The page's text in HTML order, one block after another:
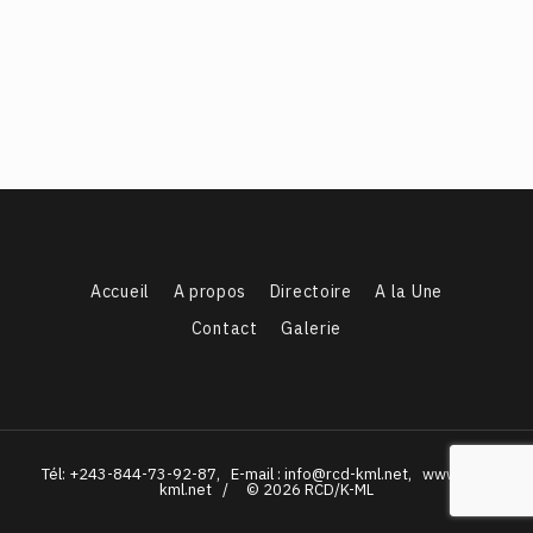
Accueil A propos Directoire
A la Une
Contact
Galerie
Tél: +243-844-73-92-87, E-mail : info@rcd-kml.net, www.rcd-
kml.net / © 2026 RCD/K-ML